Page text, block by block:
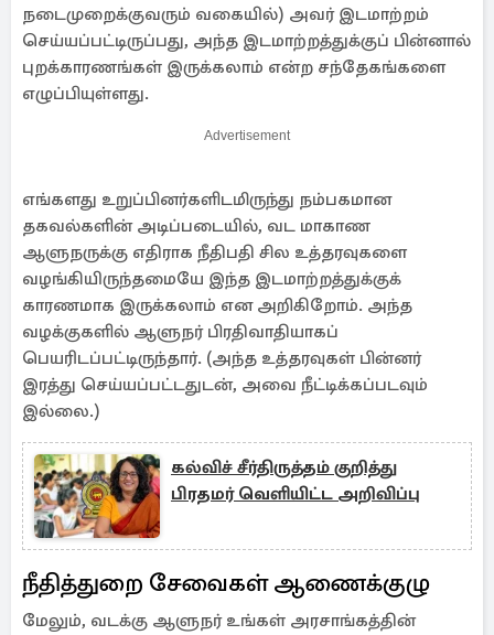
நடைமுறைக்குவரும் வகையில்) அவர் இடமாற்றம்
செய்யப்பட்டிருப்பது, அந்த இடமாற்றத்துக்குப் பின்னால்
புறக்காரணங்கள் இருக்கலாம் என்ற சந்தேகங்களை
எழுப்பியுள்ளது.
Advertisement
எங்களது உறுப்பினர்களிடமிருந்து நம்பகமான
தகவல்களின் அடிப்படையில், வட மாகாண
ஆளுநருக்கு எதிராக நீதிபதி சில உத்தரவுகளை
வழங்கியிருந்தமையே இந்த இடமாற்றத்துக்குக்
காரணமாக இருக்கலாம் என அறிகிறோம். அந்த
வழக்குகளில் ஆளுநர் பிரதிவாதியாகப்
பெயரிடப்பட்டிருந்தார். (அந்த உத்தரவுகள் பின்னர்
இரத்து செய்யப்பட்டதுடன், அவை நீட்டிக்கப்படவும்
இல்லை.)
கல்விச் சீர்திருத்தம் குறித்து
பிரதமர் வெளியிட்ட அறிவிப்பு
நீதித்துறை சேவைகள் ஆணைக்குழு
மேலும், வடக்கு ஆளுநர் உங்கள் அரசாங்கத்தின்